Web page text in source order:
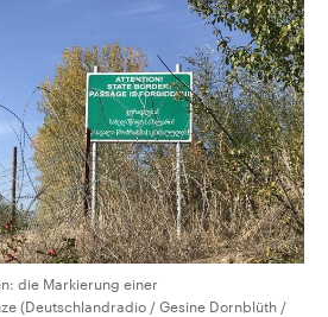
die Markierung einer
(Deutschlandradio / Gesine Dornblüth /